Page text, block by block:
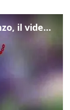
Frana lambisce le case di Auronzo, il video dall'elicottero dei vigili del fuoco